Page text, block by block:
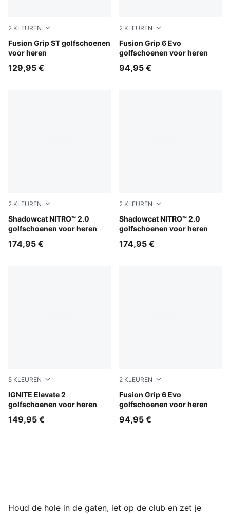
2 KLEUREN
Fusion Grip ST golfschoenen
voor heren
PUMA Black-PUMA Silver
129,95 €
2 KLEUREN
Fusion Grip 6 Evo
golfschoenen voor heren
PUMA Black-PUMA Silver
94,95 €
2 KLEUREN
Shadowcat NITRO™ 2.0
golfschoenen voor heren
PUMA White-PUMA Black-Apple Spritz
174,95 €
2 KLEUREN
Shadowcat NITRO™ 2.0
golfschoenen voor heren
PUMA Black-PUMA White
174,95 €
5 KLEUREN
IGNITE Elevate 2
golfschoenen voor heren
PUMA White-Speed Blue-Apple Spritz
149,95 €
2 KLEUREN
Fusion Grip 6 Evo
golfschoenen voor heren
PUMA White-PUMA Silver
94,95 €
Houd de hole in de gaten, let op de club en zet je